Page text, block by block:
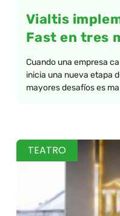
Vialtis
Fast en tres
Cuando una empresa
inicia una nueva etapa
mayores desafíos es
TEATRO